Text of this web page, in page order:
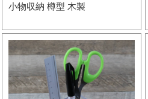
小物収納 樽型 木製